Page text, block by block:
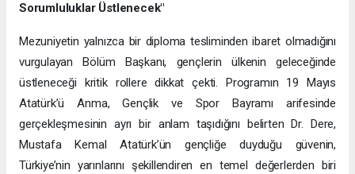
Sorumluluklar Üstlenecek"
Mezuniyetin yalnızca bir diploma tesliminden ibaret olmadığını
vurgulayan Bölüm Başkanı, gençlerin ülkenin geleceğinde
üstleneceği kritik rollere dikkat çekti. Programın 19 Mayıs
Atatürk’ü Anma, Gençlik ve Spor Bayramı arifesinde
gerçekleşmesinin ayrı bir anlam taşıdığını belirten Dr. Dere,
Mustafa Kemal Atatürk’ün gençliğe duyduğu güvenin,
Türkiye’nin yarınlarını şekillendiren en temel değerlerden biri